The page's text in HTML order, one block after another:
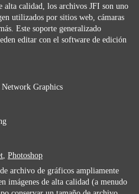
alta calidad, los archivos JFI son uno
utilizados por sitios web, cámaras
Este soporte generalizado
editar con el software de edición
Network Graphics
, Photoshop
archivo de gráficos ampliamente
imágenes de alta calidad (a menudo